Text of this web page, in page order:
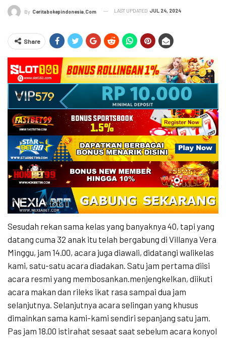
By Ceritabokepindonesia.com LAST UPDATED JUL 24, 2024
Share
Sesudah rekan sama kelas yang banyaknya 40, tapi yang
datang cuma 32 anak itu telah bergabung di Villanya Vera
Minggu, jam 14.00, acara juga diawali, didatangi walikelas
kami, satu-satu acara diadakan. Satu jam pertama diisi
acara resmi yang membosankan.menjengkelkan, diikuti
acara makan dan rileks ikat rasa sampai dua jam
selanjutnya. Selanjutnya acara selingan yang khusus
dimainkan sama kami-kami sendiri sepanjang satu jam.
Pas jam 18.00 istirahat sesaat saat sebelum acara konyol